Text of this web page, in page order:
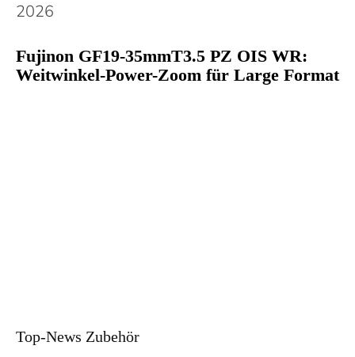
2026
Fujinon GF19-35mmT3.5 PZ OIS WR:
Weitwinkel-Power-Zoom für Large Format
Top-News Zubehör